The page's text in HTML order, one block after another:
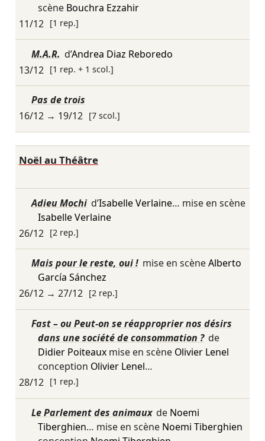
scène Bouchra Ezzahir
11/12 [1 rep.]
M.A.R. d’Andrea Diaz Reboredo
13/12 [1 rep. + 1 scol.]
Pas de trois
16/12→ 19/12 [7 scol.]
Noël au Théâtre
Adieu Mochi d’Isabelle Verlaine… mise en scène
Isabelle Verlaine
26/12 [2 rep.]
Mais pour le reste, oui ! mise en scèneAlberto
García Sánchez
26/12→ 27/12 [2 rep.]
Fast – ou Peut-on se réapproprier nos désirs
dans une société de consommation ? de
Didier Poiteauxmise en scène Olivier Lenel
conception Olivier Lenel…
28/12 [1 rep.]
Le Parlement des animaux de Noemi
Tiberghien… mise en scène Noemi Tiberghien